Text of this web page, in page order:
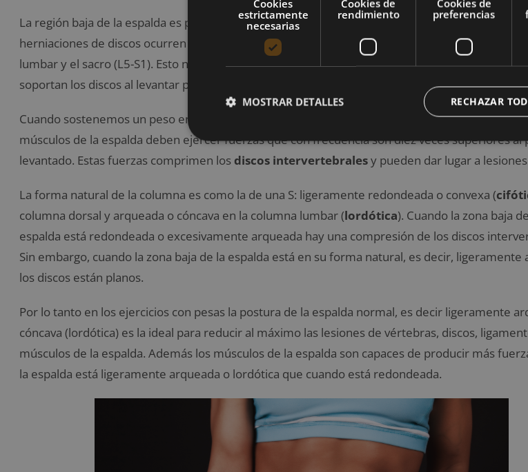
La región baja de la espalda es particularmente vulnerable a las lesiones. Entre el 85 y el 90%
herniaciones de discos ocurren entre las dos últimas vértebras lumbares (L4-L5) y la última
lumbar y el sacro (L5-S1). Esto no es sorpresa si tenemos en cuenta la gran fuerza compresiva
soportan los discos al levantar pesas.
Cuando sostenemos un peso en las manos o en los hombros e inclinamos el tronco hacia
músculos de la espalda deben ejercer fuerzas que con frecuencia son diez veces superiores al
levantado. Estas fuerzas comprimen los discos intervertebralesy pueden dar lugar a
La forma natural de la columna es como la de una S: ligeramente redondeada o convexa (
columna dorsal y arqueada o cóncava en la columna lumbar (lordótica). Cuando la zona baja
espalda está redondeada o excesivamente arqueada hay una compresión de los discos
Sin embargo, cuando la zona baja de la espalda está en su forma natural, es decir, ligeramente
los discos están planos.
Por lo tanto en los ejercicios con pesas la postura de la espalda normal, es decir ligeramente
cóncava (lordótica) es la ideal para reducir al máximo las lesiones de vértebras, discos,
músculos de la espalda. Además los músculos de la espalda son capaces de producir más
la espalda está ligeramente arqueada o lordótica que cuando está redondeada.
Cookies
estrictamente
necesarias
Cookies de
rendimiento
Cookies de
preferencias
RECHAZAR
MOSTRAR DETALLES